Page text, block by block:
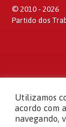
© 2010 - 2026
Partido dos
Utilizamos
acordo com
navegando,